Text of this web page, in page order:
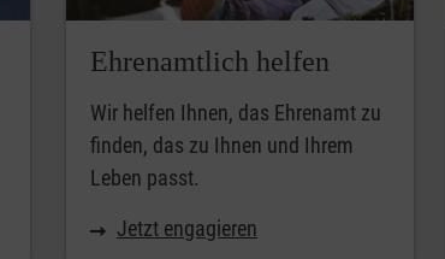
Ehrenamtlich helfen
Wir helfen Ihnen, das Ehrenamt zu
finden, das zu Ihnen und Ihrem
Leben passt.
Jetzt engagieren